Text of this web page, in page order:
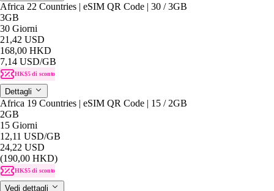
Africa 22 Countries | eSIM QR Code | 30 / 3GB
3GB
30 Giorni
21,42 USD
168,00 HKD
7,14 USD/GB
HK$5 di sconto
Dettagli
Africa 19 Countries | eSIM QR Code | 15 / 2GB
2GB
15 Giorni
12,11 USD/GB
24,22 USD
(190,00 HKD)
HK$5 di sconto
Vedi dettagli